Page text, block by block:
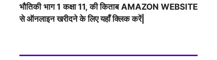
भौतिकी भाग 1 कक्षा 11, की किताब AMAZON WEBSITE
से ऑनलाइन खरीदने के लिए यहाँ क्लिक करें|